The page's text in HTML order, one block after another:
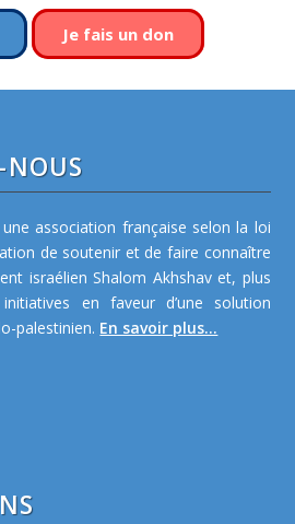
Je fais un don
association française selon la loi
de soutenir et de faire connaître
israélien Shalom Akhshav et, plus
en faveur d’une solution
palestinien. En savoir plus...